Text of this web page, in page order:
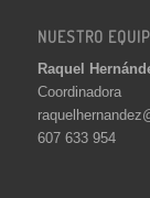
NUESTRO
Raquel
Coordinadora
607 633 954